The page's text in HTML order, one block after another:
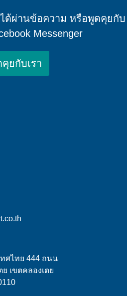
ด้ผ่านข้อความ หรือพูดคุยกับ
Messenger
ยกับเรา
ศไทย 444 ถนน
เขตคลองเตย